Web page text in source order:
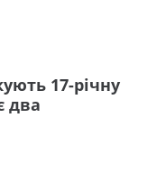
17-річну
два